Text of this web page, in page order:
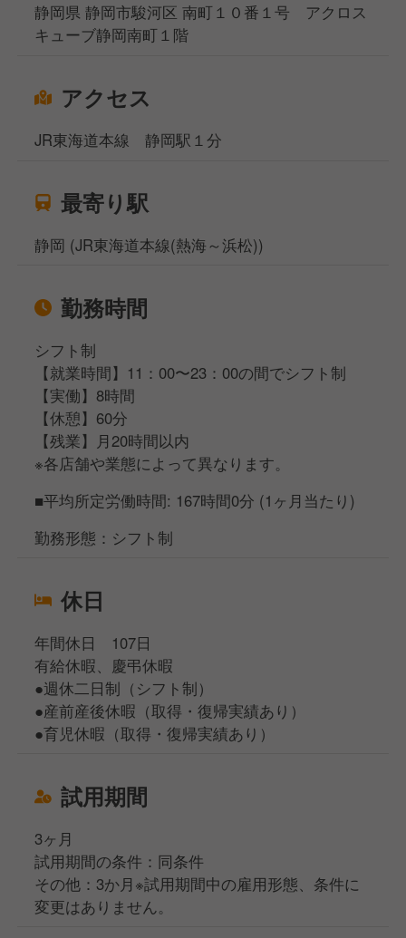
静岡県 静岡市駿河区 南町１０番１号 アクロス
キューブ静岡南町１階
アクセス
JR東海道本線 静岡駅１分
最寄り駅
静岡 (JR東海道本線(熱海～浜松))
勤務時間
シフト制
【就業時間】11：00〜23：00の間でシフト制
【実働】8時間
【休憩】60分
【残業】月20時間以内
※各店舗や業態によって異なります。
■平均所定労働時間: 167時間0分 (1ヶ月当たり)
勤務形態：シフト制
休日
年間休日 107日
有給休暇、慶弔休暇
●週休二日制（シフト制）
●産前産後休暇（取得・復帰実績あり）
●育児休暇（取得・復帰実績あり）
試用期間
3ヶ月
試用期間の条件：同条件
その他：3か月※試用期間中の雇用形態、条件に
変更はありません。